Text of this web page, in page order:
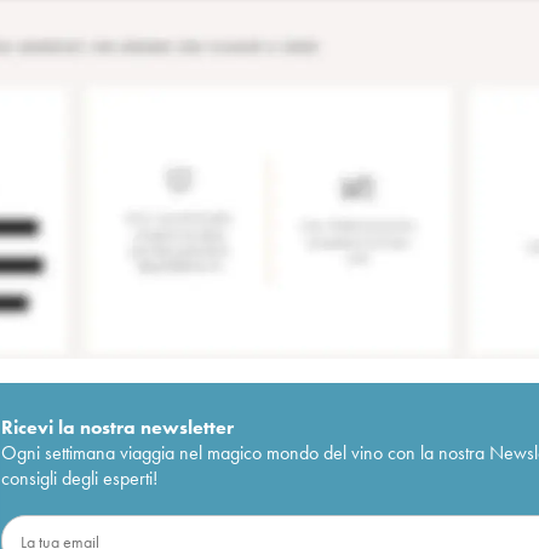
Ricevi la nostra newsletter
Ogni settimana viaggia nel magico mondo del vino con la nostra
consigli degli esperti!